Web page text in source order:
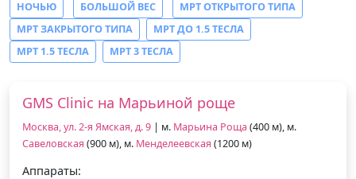
НОЧЬЮ
БОЛЬШОЙ ВЕС
МРТ ОТКРЫТОГО ТИПА
МРТ ЗАКРЫТОГО ТИПА
МРТ ДО 1.5 ТЕСЛА
МРТ 1.5 ТЕСЛА
МРТ 3 ТЕСЛА
GMS Clinic на Марьиной роще
Москва, ул. 2-я Ямская, д. 9 | м. Марьина Роща (400 м), м.
Савеловская (900 м), м. Менделеевская (1200 м)
Аппараты: